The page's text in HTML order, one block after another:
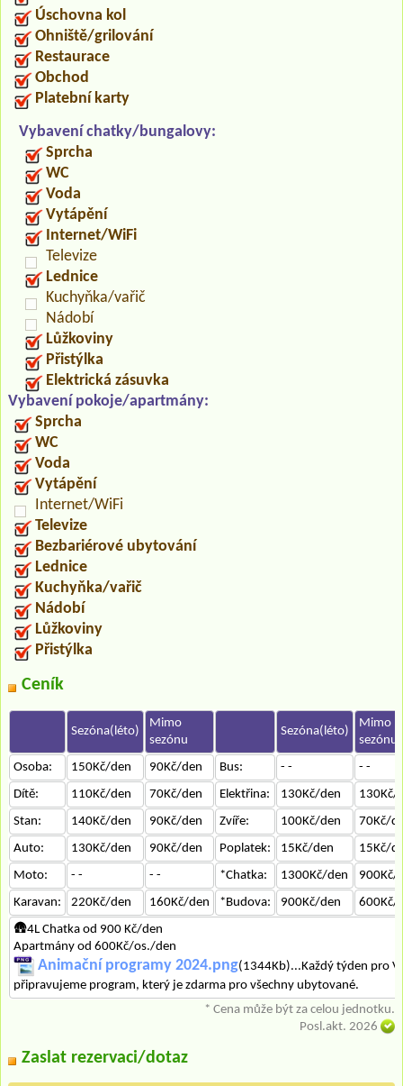
Úschovna kol
Ohniště/grilování
Restaurace
Obchod
Platební karty
Vybavení chatky/bungalovy:
Sprcha
WC
Voda
Vytápění
Internet/WiFi
Televize
Lednice
Kuchyňka/vařič
Nádobí
Lůžkoviny
Přistýlka
Elektrická zásuvka
Vybavení pokoje/apartmány:
Sprcha
WC
Voda
Vytápění
Internet/WiFi
Televize
Bezbariérové ubytování
Lednice
Kuchyňka/vařič
Nádobí
Lůžkoviny
Přistýlka
Ceník
Sezóna(léto)
Mimo
sezónu
Sezóna(léto)
Mimo
sezónu
Osoba:
150Kč/den 90Kč/den Bus: - -
- -
Dítě:
110Kč/den 70Kč/den Elektřina: 130Kč/den
130Kč/
Stan:
140Kč/den 90Kč/den Zvíře: 100Kč/den
70Kč/
Auto:
130Kč/den 90Kč/den Poplatek: 15Kč/den
15Kč/
Moto:
- - - - *Chatka: 1300Kč/den
900Kč/
Karavan:
220Kč/den 160Kč/den *Budova: 900Kč/den
600Kč/
🛖4L Chatka od 900 Kč/den
Apartmány od 600Kč/os./den
Animační programy 2024.png(1344Kb)...Každý týden pro
připravujeme program, který je zdarma pro všechny ubytované.
* Cena může být za celou jednotku.
Posl.akt. 2026
Zaslat rezervaci/dotaz